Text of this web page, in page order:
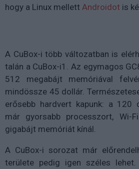
hogy a Linux mellett Androidot is
A CuBox-i több változatban is
talán a CuBox-i1. Az egymagos
512 megabájt memóriával
mindössze 45 dollár.
erősebb hardvert kapunk: a 120
már gyorsabb processzort, Wi-
gigabájt memóriát kínál.
A CuBox-i sorozat már
területe pedig igen széles lehet.